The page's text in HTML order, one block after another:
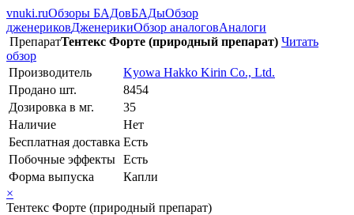
vnuki.ruОбзоры БАДовБАДыОбзор
дженериковДженерикиОбзор аналоговАналоги
ПрепаратТентекс Форте (природный препарат) Читать
обзор
Производитель
Kyowa Hakko Kirin Co., Ltd.
Продано шт.
8454
Дозировка в мг.
35
Наличие
Нет
Бесплатная доставка Есть
Побочные эффекты Есть
Форма выпуска
Капли
×
Тентекс Форте (природный препарат)